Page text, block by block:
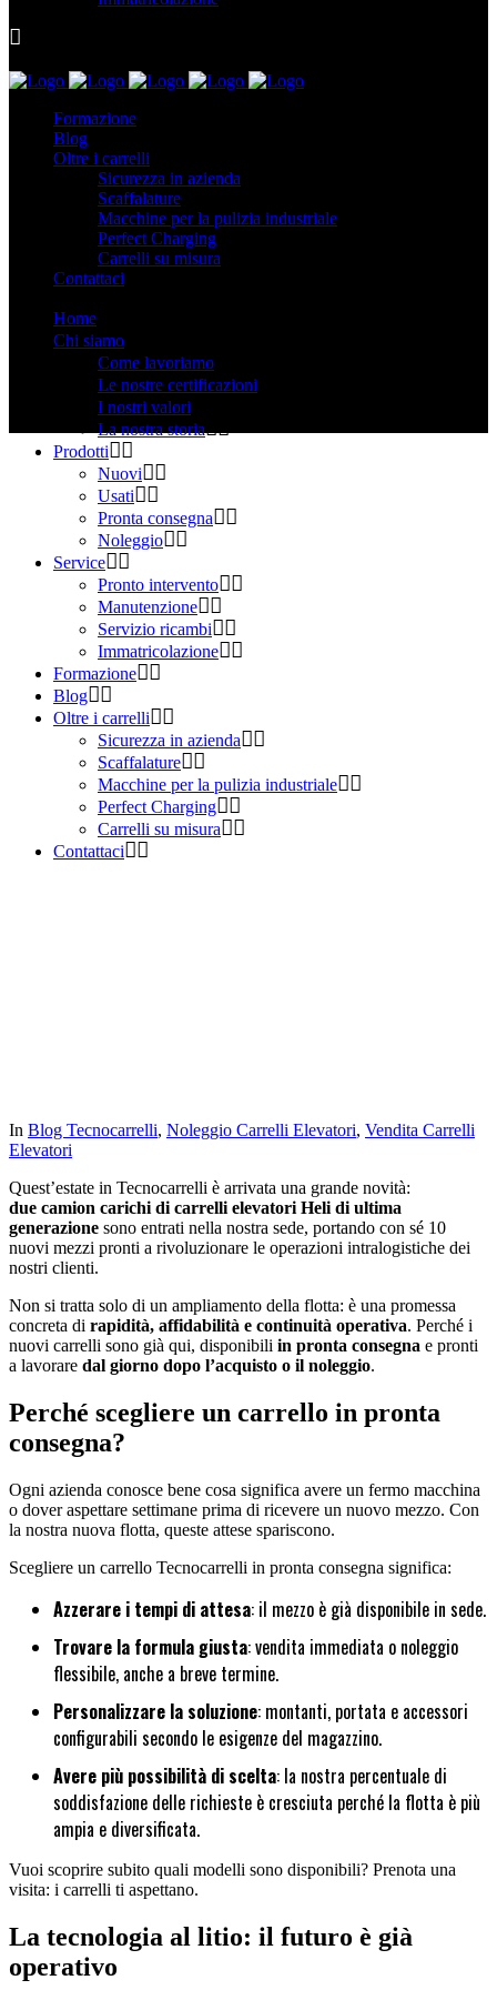
Formazione
Blog
Oltre i carrelli
Sicurezza in azienda
Scaffalature
Macchine per la pulizia industriale
Perfect Charging
Carrelli su misura
Contattaci
Home
Chi siamo
Come lavoriamo
Le nostre certificazioni
I nostri valori
La nostra storia
Prodotti
Nuovi
Usati
Pronta consegna
Noleggio
Service
Pronto intervento
Manutenzione
Servizio ricambi
Immatricolazione
Formazione
Blog
Oltre i carrelli
Sicurezza in azienda
Scaffalature
Macchine per la pulizia industriale
Perfect Charging
Carrelli su misura
Contattaci
In Blog Tecnocarrelli, Noleggio Carrelli Elevatori, Vendita Carrelli
Elevatori
Quest’estate in Tecnocarrelli è arrivata una grande novità:
due camion carichi di carrelli elevatori Heli di ultima
generazione sono entrati nella nostra sede, portando con sé 10
nuovi mezzi pronti a rivoluzionare le operazioni intralogistiche dei
nostri clienti.
Non si tratta solo di un ampliamento della flotta: è una promessa
concreta di rapidità, affidabilità e continuità operativa. Perché i
nuovi carrelli sono già qui, disponibili in pronta consegna e pronti
a lavorare dal giorno dopo l’acquisto o il noleggio.
Perché scegliere un carrello in pronta
consegna?
Ogni azienda conosce bene cosa significa avere un fermo macchina
o dover aspettare settimane prima di ricevere un nuovo mezzo. Con
la nostra nuova flotta, queste attese spariscono.
Scegliere un carrello Tecnocarrelli in pronta consegna significa:
Azzerare i tempi di attesa: il mezzo è già disponibile in sede.
Trovare la formula giusta: vendita immediata o noleggio
flessibile, anche a breve termine.
Personalizzare la soluzione: montanti, portata e accessori
configurabili secondo le esigenze del magazzino.
Avere più possibilità di scelta: la nostra percentuale di
soddisfazione delle richieste è cresciuta perché la flotta è più
ampia e diversificata.
Vuoi scoprire subito quali modelli sono disponibili? Prenota una
visita: i carrelli ti aspettano.
La tecnologia al litio: il futuro è già
operativo